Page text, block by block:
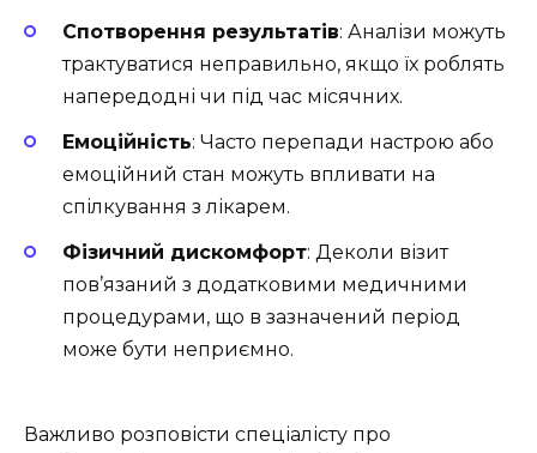
Спотворення результатів: Аналізи можуть
трактуватися неправильно, якщо їх роблять
напередодні чи під час місячних.
Емоційність: Часто перепади настрою або
емоційний стан можуть впливати на
спілкування з лікарем.
Фізичний дискомфорт: Деколи візит
пов’язаний з додатковими медичними
процедурами, що в зазначений період
може бути неприємно.
Важливо розповісти спеціалісту про